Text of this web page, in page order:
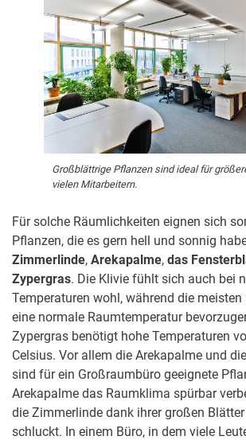
Großblättrige Pflanzen sind ideal für
vielen Mitarbeitern.
Für solche Räumlichkeiten eignen sich
Pflanzen, die es gern hell und sonnig
Zimmerlinde, Arekapalme, das
Zypergras. Die Klivie fühlt sich auch bei
Temperaturen wohl, während die meisten
eine normale Raumtemperatur
Zypergras benötigt hohe Temperaturen
Celsius. Vor allem die Arekapalme und
sind für ein Großraumbüro geeignete
Arekapalme das Raumklima spürbar
die Zimmerlinde dank ihrer großen
schluckt. In einem Büro, in dem viele